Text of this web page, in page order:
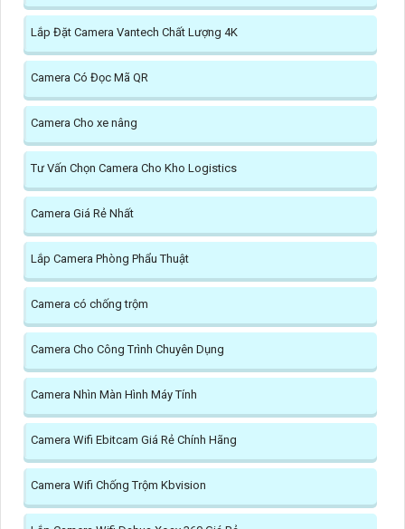
Lắp Đặt Camera Vantech Chất Lượng 4K
Camera Có Đọc Mã QR
Camera Cho xe nâng
Tư Vấn Chọn Camera Cho Kho Logistics
Camera Giá Rẻ Nhất
Lắp Camera Phòng Phẩu Thuật
Camera có chống trộm
Camera Cho Công Trình Chuyên Dụng
Camera Nhìn Màn Hình Máy Tính
Camera Wifi Ebitcam Giá Rẻ Chính Hãng
Camera Wifi Chống Trộm Kbvision